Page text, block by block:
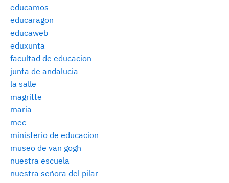
educamos
educaragon
educaweb
eduxunta
facultad de educacion
junta de andalucia
la salle
magritte
maria
mec
ministerio de educacion
museo de van gogh
nuestra escuela
nuestra señora del pilar